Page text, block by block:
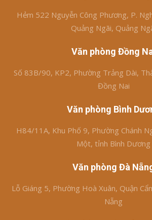
Hẻm 522 Nguyễn Công Phương, P.
Quảng Ngãi, Quảng
Văn phòng Đồng
Số 83B/90, KP2, Phường Trảng Dài,
Đồng Nai
Văn phòng Bình
H84/11A, Khu Phố 9, Phường Chánh
Một, tỉnh Bình Dương
Văn phòng Đà
Lỗ Giáng 5, Phường Hoà Xuân, Quận
Nẵng